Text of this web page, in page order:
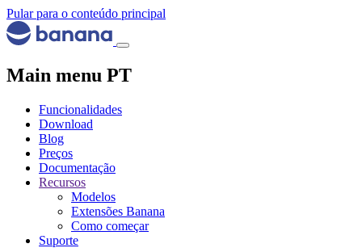
Pular para o conteúdo principal
Main menu PT
Funcionalidades
Download
Blog
Preços
Documentação
Recursos
Modelos
Extensões Banana
Como começar
Suporte